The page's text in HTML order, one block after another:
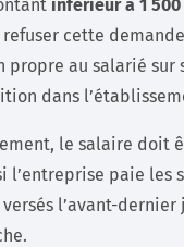
inférieur à 1 500
cette
propre au salarié sur
dans
le salaire doit
l’entreprise paie les
l’avant-dernier